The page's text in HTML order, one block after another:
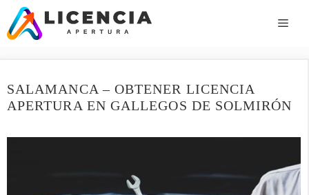
Saltar
contenido
SALAMANCA – OBTENER LICENCIA
APERTURA EN GALLEGOS DE SOLMIRÓN